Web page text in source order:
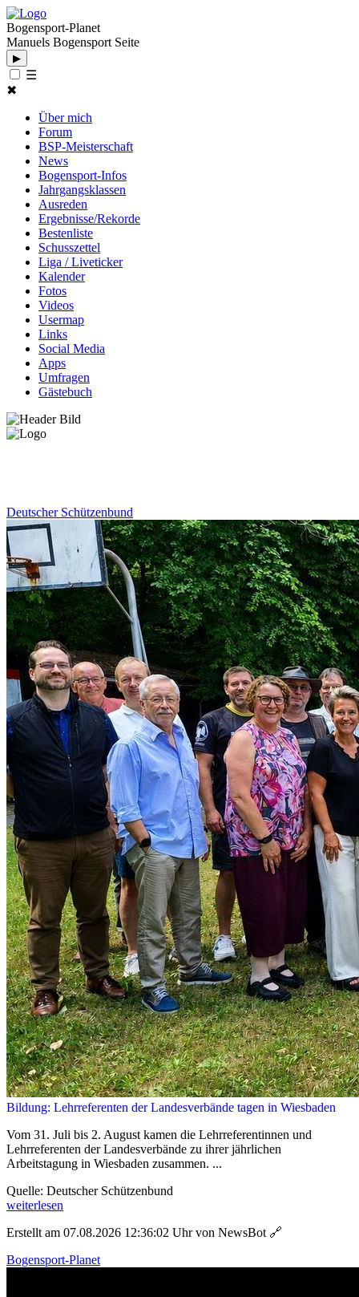
Bogensport-Planet
Manuels Bogensport Seite
▶
☰
✖
Über mich
Forum
BSP-Meisterschaft
News
Bogensport-Infos
Jahrgangsklassen
Ausreden
Ergebnisse/Rekorde
Bestenliste
Schusszettel
Liga / Liveticker
Kalender
Fotos
Videos
Usermap
Links
Social Media
Apps
Umfragen
Gästebuch
Deutscher Schützenbund
Bildung: Lehrreferenten der Landesverbände tagen in Wiesbaden
Vom 31. Juli bis 2. August kamen die Lehrreferentinnen und
Lehrreferenten der Landesverbände zu ihrer jährlichen
Arbeitstagung in Wiesbaden zusammen. ...
Quelle: Deutscher Schützenbund
weiterlesen
Erstellt am 07.08.2026 12:36:02 Uhr von NewsBot 🔗
Bogensport-Planet